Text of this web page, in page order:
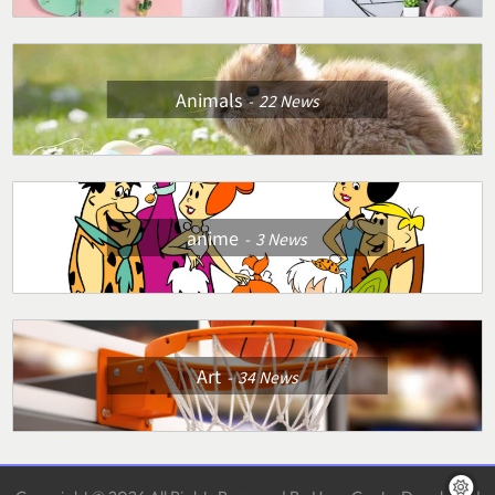
Animals 22News
anime 3News
Art 34News